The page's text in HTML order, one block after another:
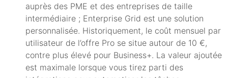
auprès des PME et des entreprises de taille
intermédiaire ; Enterprise Grid est une solution
personnalisée. Historiquement, le coût mensuel par
utilisateur de l’offre Pro se situe autour de 10 €,
contre plus élevé pour Business+. La valeur ajoutée
est maximale lorsque vous tirez parti des